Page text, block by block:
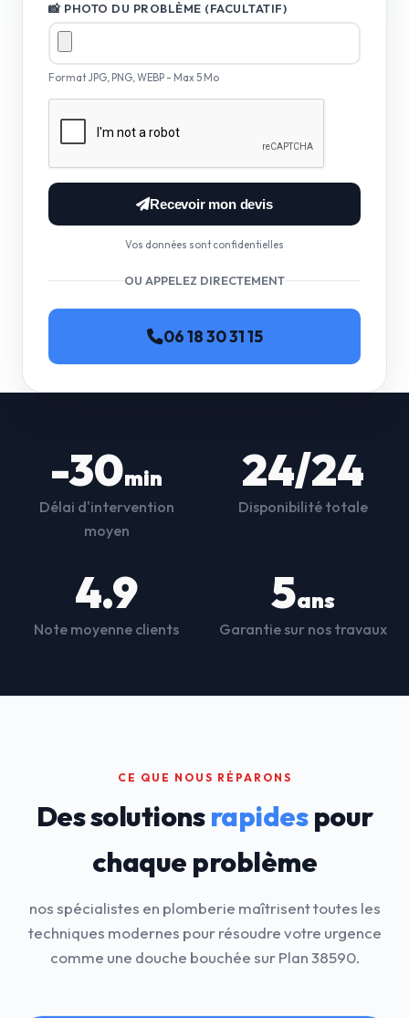
📸 PHOTO DU PROBLÈME (FACULTATIF)
Format JPG, PNG, WEBP - Max 5 Mo
Recevoir mon devis
Vos données sont confidentielles
OU APPELEZ DIRECTEMENT
06 18 30 31 15
-30min
Délai d'intervention
moyen
24/24
Disponibilité totale
4.9
Note moyenne clients
5ans
Garantie sur nos travaux
CE QUE NOUS RÉPARONS
Des solutionsrapidespour
chaque problème
nos spécialistes en plomberie maîtrisent toutes les
techniques modernes pour résoudre votre urgence
comme une douche bouchée sur Plan 38590.